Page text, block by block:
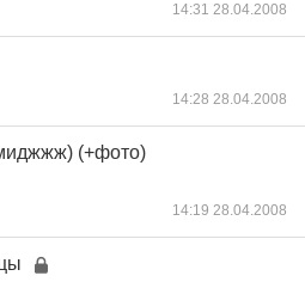
14:31 28.04.2008
14:28 28.04.2008
(+фото)
14:19 28.04.2008